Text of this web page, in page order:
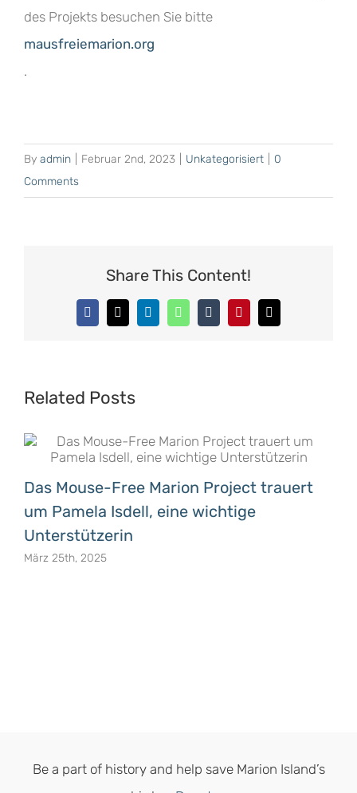
des Projekts besuchen Sie bitte
mausfreiemarion.org
.
By admin Februar 2nd, 2023 Unkategorisiert
0
Comments
Share This Content!
Facebook
X LinkedInWhatsAppTumblrPinterestEmail
Related Posts
Das Mouse-Free Marion Project trauert
um Pamela Isdell, eine wichtige
Unterstützerin
März 25th, 2025
Be a part of history and help save Marion Island’s